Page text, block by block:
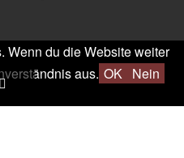
Wenn du die Website weiter
aus. OK Nein